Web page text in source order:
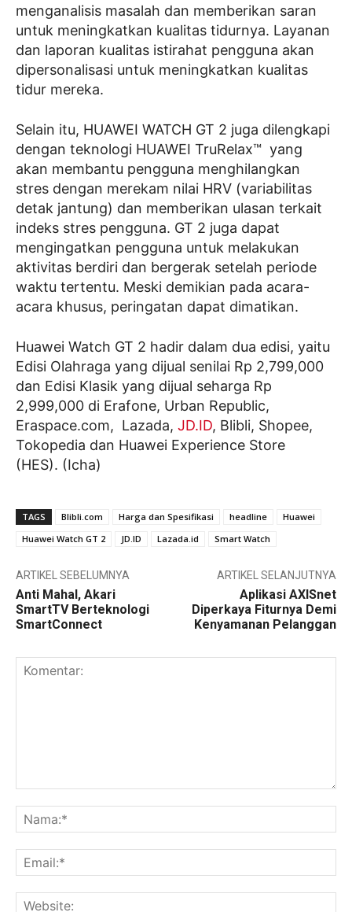
menganalisis masalah dan memberikan saran
untuk meningkatkan kualitas tidurnya. Layanan
dan laporan kualitas istirahat pengguna akan
dipersonalisasi untuk meningkatkan kualitas
tidur mereka.
Selain itu, HUAWEI WATCH GT 2 juga dilengkapi
dengan teknologi HUAWEI TruRelax™ yang
akan membantu pengguna menghilangkan
stres dengan merekam nilai HRV (variabilitas
detak jantung) dan memberikan ulasan terkait
indeks stres pengguna. GT 2 juga dapat
mengingatkan pengguna untuk melakukan
aktivitas berdiri dan bergerak setelah periode
waktu tertentu. Meski demikian pada acara-
acara khusus, peringatan dapat dimatikan.
Huawei Watch GT 2 hadir dalam dua edisi, yaitu
Edisi Olahraga yang dijual senilai Rp 2,799,000
dan Edisi Klasik yang dijual seharga Rp
2,999,000 di Erafone, Urban Republic,
Eraspace.com, Lazada, JD.ID, Blibli, Shopee,
Tokopedia dan Huawei Experience Store
(HES). (Icha)
TAGS Blibli.com Harga dan Spesifikasi headline
Huawei
Huawei Watch GT 2
JD.ID Lazada.id Smart Watch
ARTIKEL SEBELUMNYA
Anti Mahal, Akari
SmartTV Berteknologi
SmartConnect
ARTIKEL SELANJUTNYA
Aplikasi AXISnet
Diperkaya Fiturnya Demi
Kenyamanan Pelanggan